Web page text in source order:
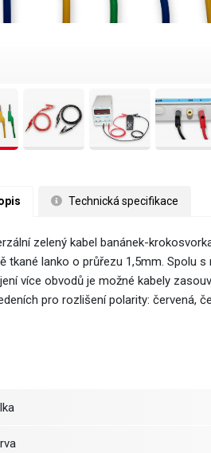
Technická specifikace
zelený kabel banánek-
tkané lanko o průřezu 1,5mm. Spolu
více obvodů je možné kabely
pro rozlišení polarity: červená,